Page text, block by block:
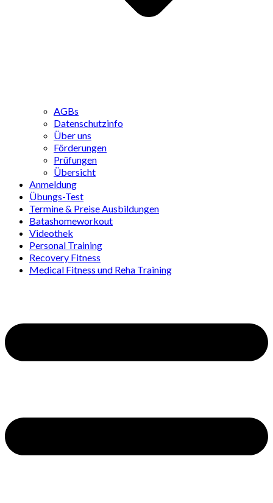
AGBs
Datenschutzinfo
Über uns
Förderungen
Prüfungen
Übersicht
Anmeldung
Übungs-Test
Termine & Preise Ausbildungen
Batashomeworkout
Videothek
Personal Training
Recovery Fitness
Medical Fitness und Reha Training